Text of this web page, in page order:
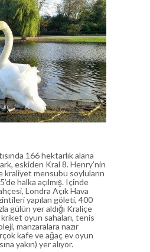
166 hektarlık alana
eskiden Kral 8. Henry’nin
kraliyet mensubu soyluların
halka açılmış. Içinde
Londra Açık Hava
yapılan göleti, 400
gülün yer aldığı Kraliçe
oyun sahaları, tenis
manzaralara nazır
kafe ve ağaç ev oyun
yakın) yer alıyor.